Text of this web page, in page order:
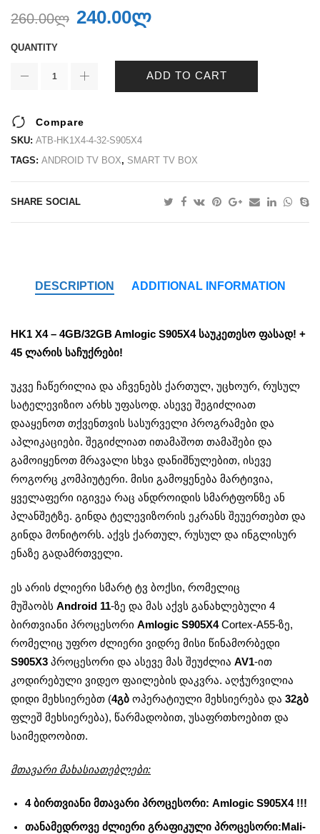
260.00ლ 240.00ლ
QUANTITY
ADD TO CART
Compare
SKU: ATB-HK1X4-4-32-S905X4
TAGS: ANDROID TV BOX, SMART TV BOX
SHARE SOCIAL
DESCRIPTION ADDITIONAL INFORMATION
HK1 X4 – 4GB/32GB Amlogic S905X4 საუკეთესო ფასად! +
45 ლარის საჩუქრები!
უკვე ჩაწერილია და აჩვენებს ქართულ, უცხოურ, რუსულ
სატელევიზიო არხს უფასოდ. ასევე შეგიძლიათ
დააყენოთ თქვენთვის სასურველი პროგრამები და
აპლიკაციები. შეგიძლიათ ითამაშოთ თამაშები და
გამოიყენოთ მრავალი სხვა დანიშნულებით, ისევე
როგორც კომპიუტერი. მისი გამოყენება მარტივია,
ყველაფერი იგივეა რაც ანდროიდის სმარტფონზე ან
პლანშეტზე. გინდა ტელევიზორის ეკრანს შეუერთებთ და
გინდა მონიტორს. აქვს ქართულ, რუსულ და ინგლისურ
ენაზე გადამრთველი.
ეს არის ძლიერი სმარტ ტვ ბოქსი, რომელიც
მუშაობს Android 11-ზე და მას აქვს განახლებული 4
ბირთვიანი პროცესორი Amlogic S905X4Cortex-A55-ზე,
რომელიც უფრო ძლიერი ვიდრე მისი წინამორბედი
S905X3 პროცესორი და ასევე მას შეუძლია AV1-ით
კოდირებული ვიდეო ფაილების დაკვრა. აღჭურვილია
დიდი მეხსიერებთ (4გბ ოპერატიული მეხსიერება და 32გბ
ფლეშ მეხსიერება), წარმადობით, უსაფრთხოებით და
საიმედოობით.
მთავარი მახასიათებლები:
4 ბირთვიანი მთავარი პროცესორი: Amlogic S905X4 !!!
თანამედროვე ძლიერი გრაფიკული პროცესორი:Mali-